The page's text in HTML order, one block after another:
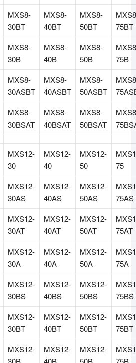
MXS8-
30BT
MXS8-
40BT
MXS8-
50BT
75BT
MXS8-
30B
MXS8-
40B
MXS8-
50B
75B
MXS8-
30ASBT
MXS8-
40ASBT
MXS8-
50ASBT
MXS8-
30BSAT
MXS8-
40BSAT
MXS8-
50BSAT
MXS12-
30
MXS12-
40
MXS12-
50
75
MXS12-
30AS
MXS12-
40AS
MXS12-
50AS
75AS
MXS12-
30AT
MXS12-
40AT
MXS12-
50AT
75AT
MXS12-
30A
MXS12-
40A
MXS12-
50A
75A
MXS12-
30BS
MXS12-
40BS
MXS12-
50BS
75BS
MXS12-
30BT
MXS12-
40BT
MXS12-
50BT
75BT
MXS12-
MXS12-
MXS12-